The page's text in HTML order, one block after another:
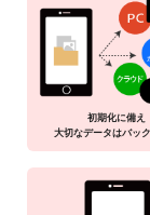
初期化に備え
大切なデータはバッ